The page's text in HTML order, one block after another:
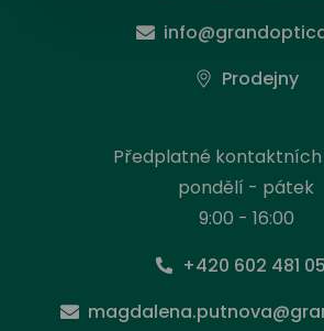
Prodejny
Předplatné
pondělí - pátek
9:00 - 16:00
+420 602 481